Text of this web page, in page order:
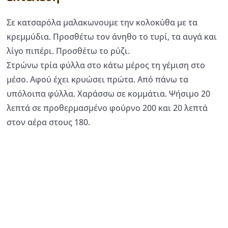
Σε κατσαρόλα μαλακωνουμε την κολοκύθα με τα
κρεμμύδια. Προσθέτω τον άνηθο το τυρί, τα αυγά και
λίγο πιπέρι. Προσθέτω το ρύζι.
Στρώνω τρία φύλλα στο κάτω μέρος τη γέμιση στο
μέσο. Αφού έχει κρυώσει πρώτα. Από πάνω τα
υπόλοιπα φύλλα. Χαράσσω σε κομμάτια. Ψήσιμο 20
λεπτά σε προθερμασμένο φούρνο 200 και 20 λεπτά
στον αέρα στους 180.